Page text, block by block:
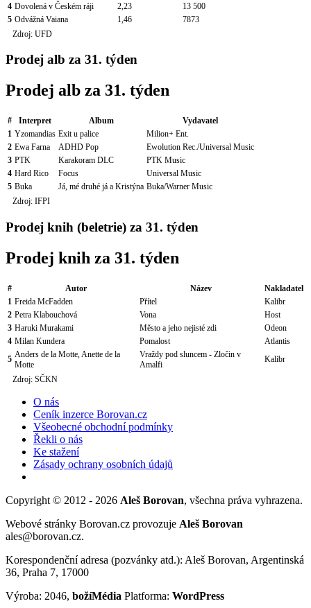
4 Dovolená v Českém ráji 2,23
13 500
5 Odvážná Vaiana 1,46
7873
Zdroj: UFD
Prodej alb za 31. týden
Prodej alb za 31. týden
# Interpret Album
Vydavatel
1 Yzomandias Exit u palice
Milion+ Ent.
2 Ewa Farna ADHD Pop
Ewolution Rec./Universal Music
3 PTK Karakoram DLC
PTK Music
4 Hard Rico Focus
Universal Music
5 Buka Já, mé druhé já a Kristýna Buka/Warner Music
Zdroj: IFPI
Prodej knih (beletrie) za 31. týden
Prodej knih za 31. týden
# Autor Název
Nakladatel
1 Freida McFadden Přítel
Kalibr
2 Petra Klabouchová Vona
Host
3 Haruki Murakami Město a jeho nejisté zdi
Odeon
4 Milan Kundera Pomalost
Atlantis
5 Anders de la Motte, Anette de la
Motte
Vraždy pod sluncem - Zločin v
Amalfi
Kalibr
Zdroj: SČKN
O nás
Ceník inzerce Borovan.cz
Všeobecné obchodní podmínky
Řekli o nás
Ke stažení
Zásady ochrany osobních údajů
Copyright © 2012 - 2026 Aleš Borovan, všechna práva vyhrazena.
Webové stránky Borovan.cz provozuje Aleš Borovan
ales@borovan.cz.
Korespondenční adresa (pozvánky atd.): Aleš Borovan, Argentinská
36, Praha 7, 17000
Výroba: 2046, božíMédia Platforma: WordPress